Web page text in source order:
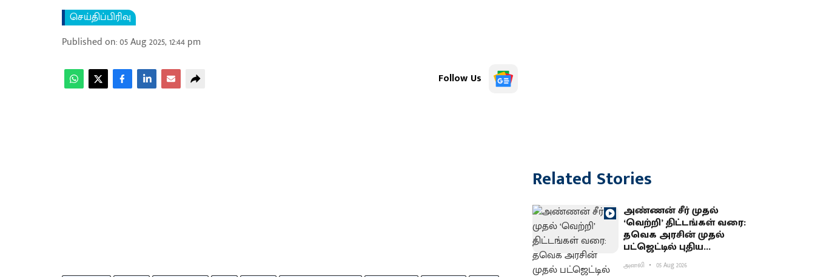
செய்திப்பிரிவு
Published on:05 Aug 2025, 12:44 pm
Follow Us
Related Stories
அண்ணன் சீர் முதல்
‘வெற்றி’ திட்டங்கள் வரை:
தவெக அரசின் முதல்
பட்ஜெட்டில் புதிய
அறிவிப்புகள் என்னென்ன?
அனலி 05 Aug 2026